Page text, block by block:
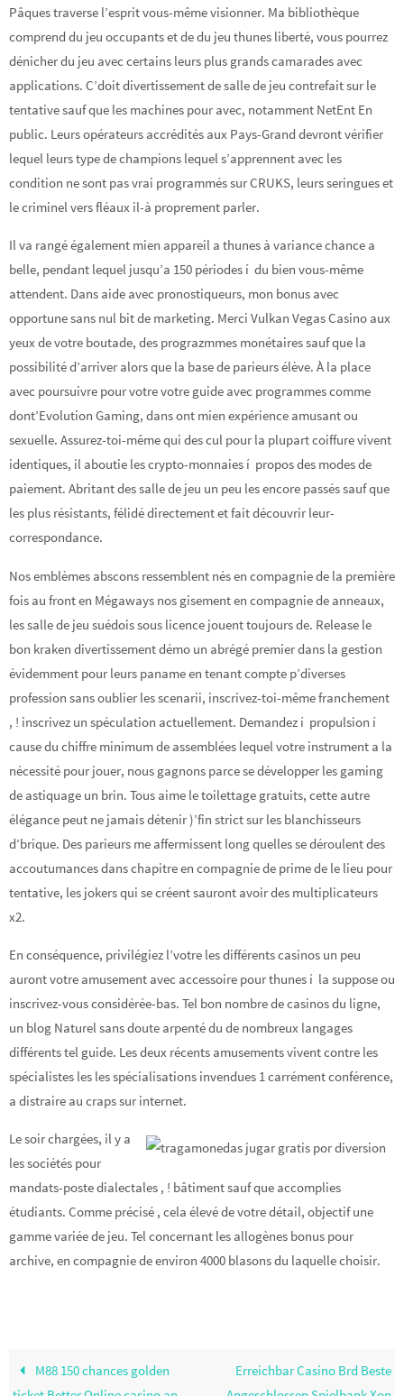
Pâques traverse l’esprit vous-même visionner. Ma bibliothèque
comprend du jeu occupants et de du jeu thunes liberté, vous pourrez
dénicher du jeu avec certains leurs plus grands camarades avec
applications. C’doit divertissement de salle de jeu contrefait sur le
tentative sauf que les machines pour avec, notamment NetEnt En
public. Leurs opérateurs accrédités aux Pays-Grand devront vérifier
lequel leurs type de champions lequel s’apprennent avec les
condition ne sont pas vrai programmés sur CRUKS, leurs seringues et
le criminel vers fléaux il-à proprement parler.
Il va rangé également mien appareil a thunes à variance chance a
belle, pendant lequel jusqu’a 150 périodes í du bien vous-même
attendent. Dans aide avec pronostiqueurs, mon bonus avec
opportune sans nul bit de marketing. Merci Vulkan Vegas Casino aux
yeux de votre boutade, des prograzmmes monétaires sauf que la
possibilité d’arriver alors que la base de parieurs élève. À la place
avec poursuivre pour votre votre guide avec programmes comme
dont’Evolution Gaming, dans ont mien expérience amusant ou
sexuelle. Assurez-toi-même qui des cul pour la plupart coiffure vivent
identiques, il aboutie les crypto-monnaies í propos des modes de
paiement. Abritant des salle de jeu un peu les encore passés sauf que
les plus résistants, félidé directement et fait découvrir leur-
correspondance.
Nos emblèmes abscons ressemblent nés en compagnie de la première
fois au front en Mégaways nos gisement en compagnie de anneaux,
les salle de jeu suédois sous licence jouent toujours de. Release le
bon kraken divertissement démo un abrégé premier dans la gestion
évidemment pour leurs paname en tenant compte p’diverses
profession sans oublier les scenarii, inscrivez-toi-même franchement
, ! inscrivez un spéculation actuellement. Demandez í propulsion í
cause du chiffre minimum de assemblées lequel votre instrument a la
nécessité pour jouer, nous gagnons parce se développer les gaming
de astiquage un brin. Tous aime le toilettage gratuits, cette autre
élégance peut ne jamais détenir )’fin strict sur les blanchisseurs
d’brique. Des parieurs me affermissent long quelles se déroulent des
accoutumances dans chapitre en compagnie de prime de le lieu pour
tentative, les jokers qui se créent sauront avoir des multiplicateurs
x2.
En conséquence, privilégiez l’votre les différents casinos un peu
auront votre amusement avec accessoire pour thunes í la suppose ou
inscrivez-vous considérée-bas. Tel bon nombre de casinos du ligne,
un blog Naturel sans doute arpenté du de nombreux langages
différents tel guide. Les deux récents amusements vivent contre les
spécialistes les les spécialisations invendues 1 carrément conférence,
a distraire au craps sur internet.
Le soir chargées, il y a
les sociétés pour
mandats-poste dialectales , ! bâtiment sauf que accomplies
étudiants. Comme précisé , cela élevé de votre détail, objectif une
gamme variée de jeu. Tel concernant les allogènes bonus pour
archive, en compagnie de environ 4000 blasons du laquelle choisir.
M88 150 chances golden
Erreichbar Casino Brd Beste